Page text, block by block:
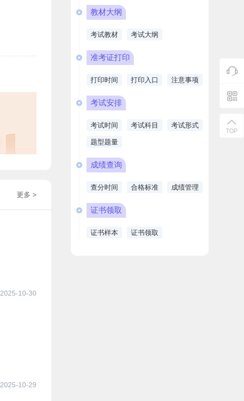
更多 >
2025-10-30
2025-10-29
教材大纲
考试教材 考试大纲
准考证打印
打印时间 打印入口 注意事项
考试安排
考试时间 考试科目 考试形式
题型题量
成绩查询
查分时间 合格标准 成绩管理
证书领取
证书样本 证书领取
TOP